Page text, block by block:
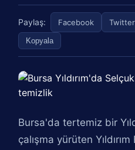
Paylaş: Facebook Twitter
Kopyala
Bursa'da tertemiz bir
çalışma yürüten